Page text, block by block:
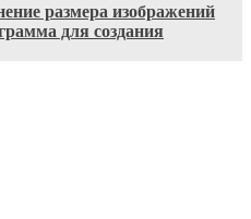
размера изображений
для создания